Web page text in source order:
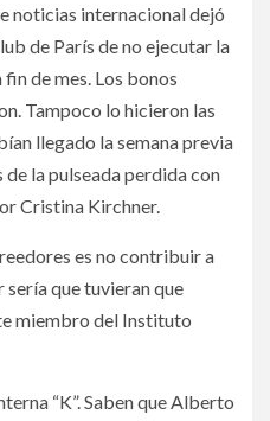
noticias internacional dejó
de París de no ejecutar la
de mes. Los bonos
Tampoco lo hicieron las
llegado la semana previa
la pulseada perdida con
Cristina Kirchner.
es no contribuir a
que tuvieran que
miembro del Instituto
“K”. Saben que Alberto